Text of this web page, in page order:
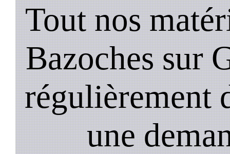
Tout nos
Bazoches sur
régulièrement
une